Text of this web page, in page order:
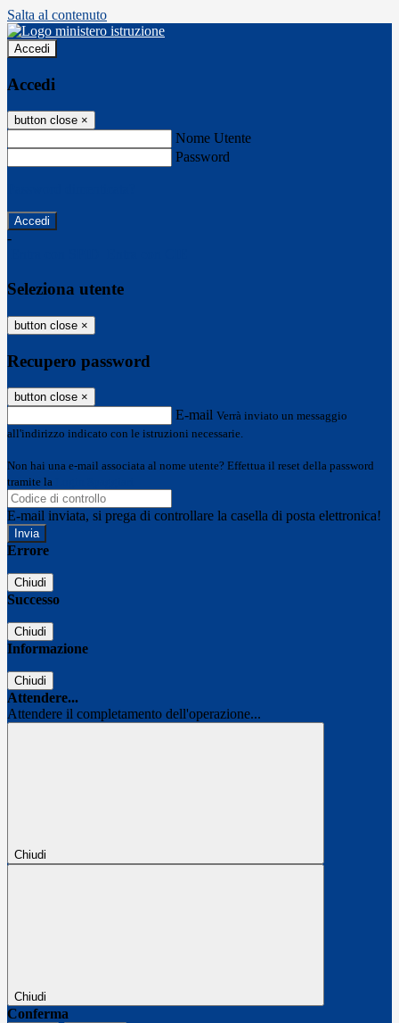
Salta al contenuto
Accedi
Accedi
button close ×
Nome Utente
Password
-
Seleziona utente
button close ×
Recupero password
button close ×
E-mail Verrà inviato un messaggio
all'indirizzo indicato con le istruzioni necessarie.
Non hai una e-mail associata al nome utente? Effettua il reset della password
tramite la
E-mail inviata, si prega di controllare la casella di posta elettronica!
Errore
Chiudi
Successo
Chiudi
Informazione
Chiudi
Attendere...
Attendere il completamento dell'operazione...
Chiudi
Chiudi
Conferma